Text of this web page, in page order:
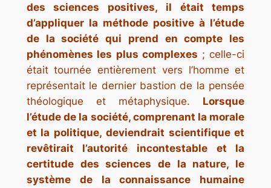
des sciences positives, il était temps
d’appliquer la méthode positive à l’étude
de la société qui prend en compte les
phénomènes les plus complexes ; celle-ci
était tournée entièrement vers l’homme et
représentait le dernier bastion de la pensée
théologique et métaphysique. Lorsque
l’étude de la société, comprenant la morale
et la politique, deviendrait scientifique et
revêtirait l’autorité incontestable et la
certitude des sciences de la nature, le
système de la connaissance humaine